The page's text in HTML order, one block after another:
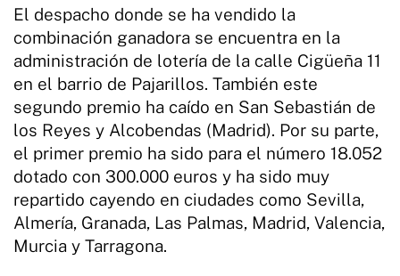
El despacho donde se ha vendido la
combinación ganadora se encuentra en la
administración de lotería de la calle Cigüeña 11
en el barrio de Pajarillos. También este
segundo premio ha caído en San Sebastián de
los Reyes y Alcobendas (Madrid). Por su parte,
el primer premio ha sido para el número 18.052
dotado con 300.000 euros y ha sido muy
repartido cayendo en ciudades como Sevilla,
Almería, Granada, Las Palmas, Madrid, Valencia,
Murcia y Tarragona.